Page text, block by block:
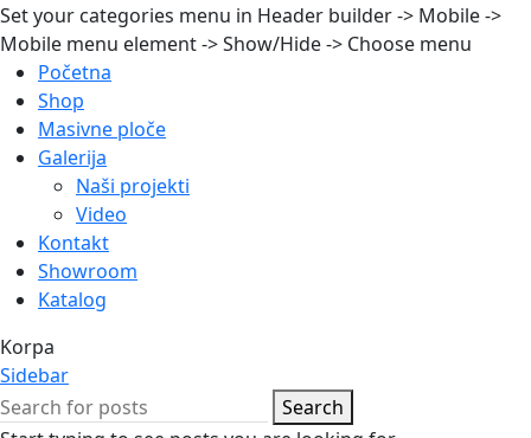
Set your categories menu in Header builder -> Mobile ->
Mobile menu element -> Show/Hide -> Choose menu
Početna
Shop
Masivne ploče
Galerija
Naši projekti
Video
Kontakt
Showroom
Katalog
Korpa
Sidebar
Search